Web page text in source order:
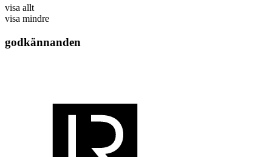
visa allt
visa mindre
godkännanden